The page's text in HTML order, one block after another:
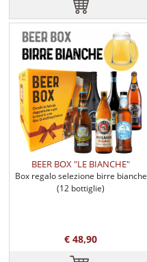
BEER BOX "LE BIANCHE"
Box regalo selezione birre bianche
(12 bottiglie)
€ 48,90